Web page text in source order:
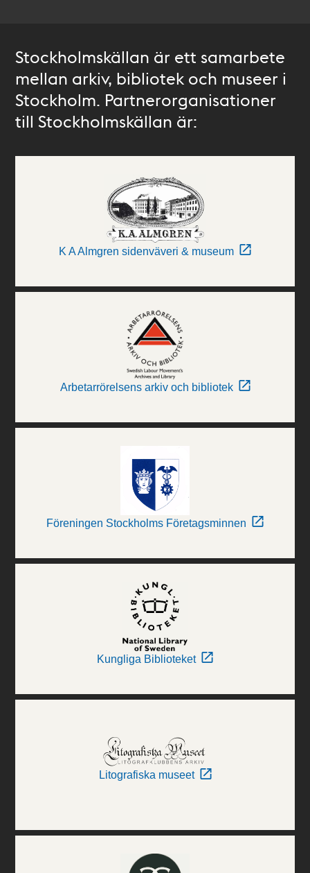
Stockholmskällan är ett samarbete
mellan arkiv, bibliotek och museer i
Stockholm. Partnerorganisationer
till Stockholmskällan är:
K A Almgren sidenväveri & museum
Arbetarrörelsens arkiv och bibliotek
Föreningen Stockholms Företagsminnen
Kungliga Biblioteket
Litografiska museet